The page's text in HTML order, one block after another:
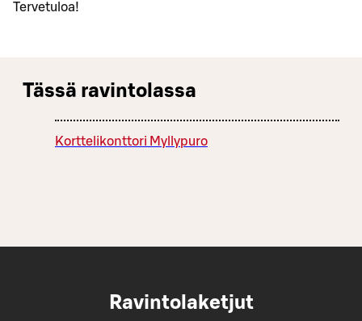
Tervetuloa!
Tässä ravintolassa
Korttelikonttori Myllypuro
Ravintolaketjut